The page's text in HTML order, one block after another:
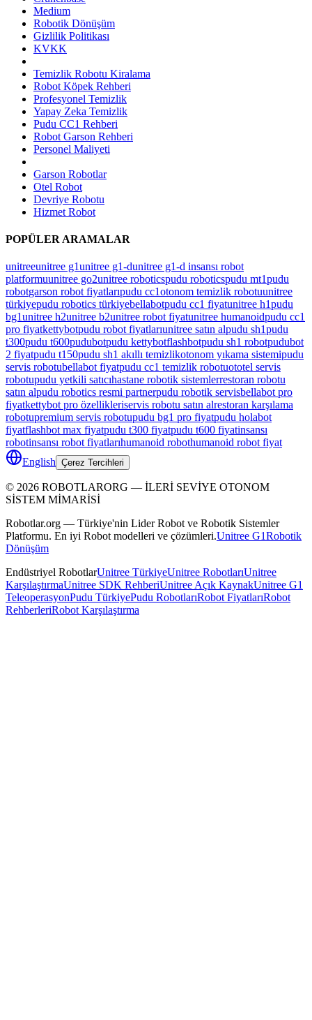
Medium
Robotik Dönüşüm
Gizlilik Politikası
KVKK
Temizlik Robotu Kiralama
Robot Köpek Rehberi
Profesyonel Temizlik
Yapay Zeka Temizlik
Pudu CC1 Rehberi
Robot Garson Rehberi
Personel Maliyeti
Garson Robotlar
Otel Robot
Devriye Robotu
Hizmet Robot
POPÜLER ARAMALAR
unitreeunitree g1unitree g1-dunitree g1-d insansı robot
platformuunitree go2unitree roboticspudu roboticspudu mt1pudu
robotgarson robot fiyatlarıpudu cc1otonom temizlik robotuunitree
türkiyepudu robotics türkiyebellabotpudu cc1 fiyatunitree h1pudu
bg1unitree h2unitree b2unitree robot fiyatunitree humanoidpudu cc1
pro fiyatkettybotpudu robot fiyatlarıunitree satın alpudu sh1pudu
t300pudu t600pudubotpudu kettybotflashbotpudu sh1 robotpudubot
2 fiyatpudu t150pudu sh1 akıllı temizlikotonom yıkama sistemipudu
servis robotubellabot fiyatpudu cc1 temizlik robotuototel servis
robotupudu yetkili satıcıhastane robotik sistemlerrestoran robotu
satın alpudu robotics resmi partnerpudu robotik servisbellabot pro
fiyatkettybot pro özellikleriservis robotu satın alrestoran karşılama
robotupremium servis robotupudu bg1 pro fiyatpudu holabot
fiyatflashbot max fiyatpudu t300 fiyatpudu t600 fiyatinsansı
robotinsansı robot fiyatlarıhumanoid robothumanoid robot fiyat
English Çerez Tercihleri
© 2026 ROBOTLARORG — İLERİ SEVİYE OTONOM
SİSTEM MİMARİSİ
Robotlar.org — Türkiye'nin Lider Robot ve Robotik Sistemler
Platformu. En iyi Robot modelleri ve çözümleri.Unitree G1Robotik
Dönüşüm
Endüstriyel RobotlarUnitree TürkiyeUnitree RobotlarıUnitree
KarşılaştırmaUnitree SDK RehberiUnitree Açık KaynakUnitree G1
TeleoperasyonPudu TürkiyePudu RobotlarıRobot FiyatlarıRobot
RehberleriRobot Karşılaştırma